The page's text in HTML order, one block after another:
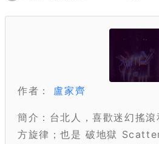
作者： 盧家齊
簡介：台北人，喜歡迷幻搖
方旋律；也是 破地獄